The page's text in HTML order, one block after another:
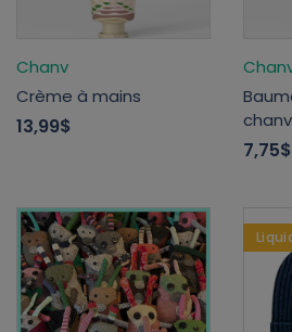
Chanv
Crème à mains
13,99$
7,75$